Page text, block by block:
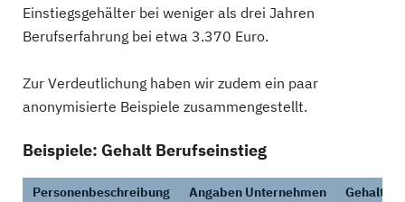
Einstiegsgehälter bei weniger als drei Jahren
Berufserfahrung bei etwa 3.370 Euro.
Zur Verdeutlichung haben wir zudem ein paar
anonymisierte Beispiele zusammengestellt.
Beispiele: Gehalt Berufseinstieg
Personenbeschreibung Angaben Unternehmen
Gehalt